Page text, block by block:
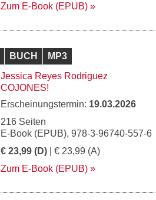
Zum E-Book (EPUB)
BUCH
MP3
Jessica Reyes Rodriguez
COJONES!
Erscheinungstermin: 19.03.2026
216 Seiten
E-Book (EPUB), 978-3-96740-557-6
€ 23,99 (D) | € 23,99 (A)
Zum E-Book (EPUB)